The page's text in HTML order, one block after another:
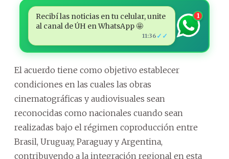
Recibí las noticias en tu celular, unite
al canal de ÚH en WhatsApp 🤩
11:36 ✓✓
1
El acuerdo tiene como objetivo establecer
condiciones en las cuales las obras
cinematográficas y audiovisuales sean
reconocidas como nacionales cuando sean
realizadas bajo el régimen coproducción entre
Brasil, Uruguay, Paraguay y Argentina,
contribuyendo a la integración regional en esta